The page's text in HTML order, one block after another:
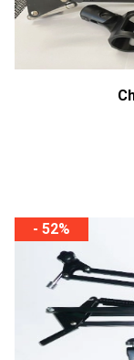
- 52%